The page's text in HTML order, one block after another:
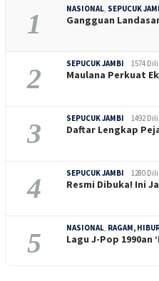
1 NASIONAL SEPUCUK
Gangguan
2 SEPUCUK JAMBI 1574
Maulana Perkuat
3 SEPUCUK JAMBI 1492
Daftar Lengkap
4 SEPUCUK JAMBI 1280
Resmi Dibuka! Ini
5 NASIONAL RAGAM,
Lagu J-Pop 1990an